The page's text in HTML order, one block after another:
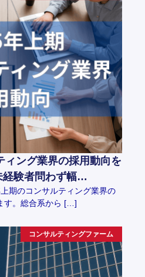
ィング業界の採用動向を
経験者問わず幅…
期のコンサルティング業界の
す。総合系から […]
コンサルティングファーム